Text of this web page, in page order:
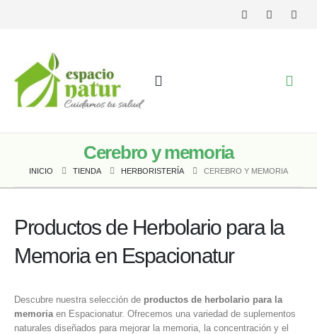
Cerebro y memoria
INICIO TIENDA HERBORISTERÍA CEREBRO Y MEMORIA
Productos de Herbolario para la
Memoria en Espacionatur
Descubre nuestra selección de productos de herbolario para la
memoria en Espacionatur. Ofrecemos una variedad de suplementos
naturales diseñados para mejorar la memoria, la concentración y el